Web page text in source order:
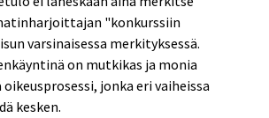
"konkurssiin
varsinaisessa merkityksessä.
on mutkikas ja monia
jonka eri vaiheissa
kesken.